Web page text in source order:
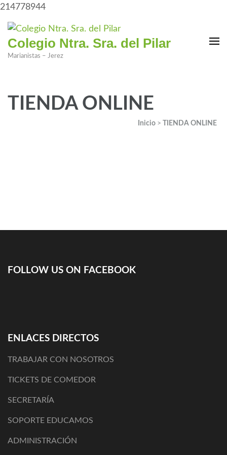
214778944
Colegio Ntra. Sra. del Pilar
Marianistas – Jerez
TIENDA ONLINE
Inicio > TIENDA ONLINE
FOLLOW US ON FACEBOOK
ENLACES DIRECTOS
TRABAJAR CON NOSOTROS
TICKETS DE COMEDOR
SECRETARÍA
SOPORTE EDUCAMOS
ADMINISTRACIÓN